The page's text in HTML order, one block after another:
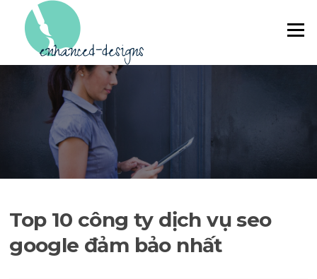
Skip to content
Menu
Top 10 công ty dịch vụ seo
google đảm bảo nhất